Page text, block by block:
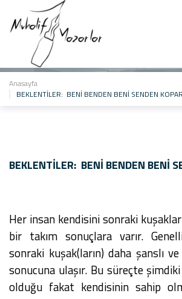
BEKLENTİLER: BENİ BENDEN BENİ
Anasayfa
BEKLENTİLER: BENİ BENDEN BENİ SENDEN
BEKLENTİLER: BENİ BENDEN BENİ
Her insan kendisini sonraki
bir takım sonuçlara varır.
sonraki kuşak(ların) daha şanslı
sonucuna ulaşır. Bu süreçte
olduğu fakat kendisinin sahip